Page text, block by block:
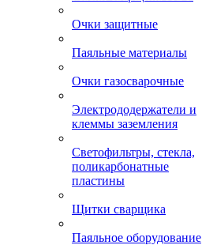
Очки защитные
Паяльные материалы
Очки газосварочные
Электрододержатели и
клеммы заземления
Светофильтры, стекла,
поликарбонатные
пластины
Щитки сварщика
Паяльное оборудование